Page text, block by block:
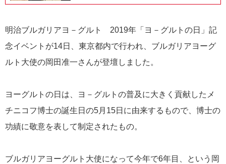
明治ブルガリアヨ－グルト 2019年「ヨ－グルトの日」記
念イベントが14日、東京都内で行われ、ブルガリアヨーグ
ルト大使の岡田准一さんが登壇しました。
ヨーグルトの日は、ヨ－グルトの普及に大きく貢献したメ
チニコフ博士の誕生日の5月15日に由来するもので、博士の
功績に敬意を表して制定されたもの。
ブルガリアヨーグルト大使になって今年で6年目、という岡